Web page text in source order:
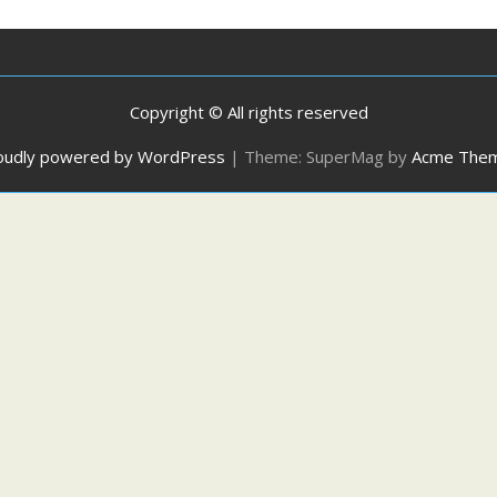
Copyright © All rights reserved
powered by WordPress | Theme: SuperMag by Acme